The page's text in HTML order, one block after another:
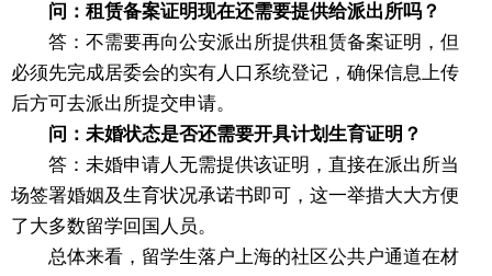
问：租赁备案证明现在还需要提供给派出所吗？
答：不需要再向公安派出所提供租赁备案证明，但
必须先完成居委会的实有人口系统登记，确保信息上传
后方可去派出所提交申请。
问：未婚状态是否还需要开具计划生育证明？
答：未婚申请人无需提供该证明，直接在派出所当
场签署婚姻及生育状况承诺书即可，这一举措大大方便
了大多数留学回国人员。
总体来看，留学生落户上海的社区公共户通道在材